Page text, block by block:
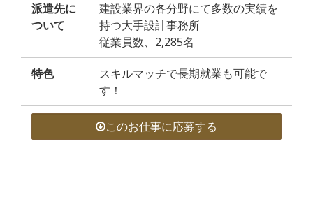
派遣先に
ついて
建設業界の各分野にて多数の実績を
持つ大手設計事務所
従業員数、2,285名
特色
スキルマッチで長期就業も可能で
す！
このお仕事に応募する